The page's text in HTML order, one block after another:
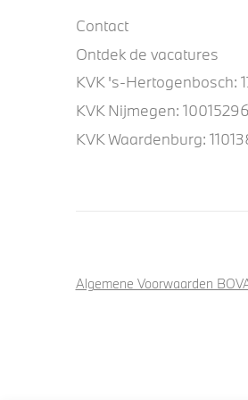
Contact
Ontdek de vacatures
KVK 's-Hertogenbosch:
KVK Nijmegen: 10015296
KVK Waardenburg:
Algemene Voorwaarden